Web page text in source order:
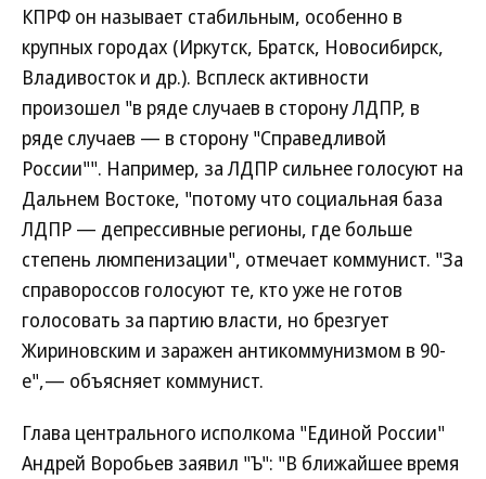
КПРФ он называет стабильным, особенно в
крупных городах (Иркутск, Братск, Новосибирск,
Владивосток и др.). Всплеск активности
произошел "в ряде случаев в сторону ЛДПР, в
ряде случаев — в сторону "Справедливой
России"". Например, за ЛДПР сильнее голосуют на
Дальнем Востоке, "потому что социальная база
ЛДПР — депрессивные регионы, где больше
степень люмпенизации", отмечает коммунист. "За
справороссов голосуют те, кто уже не готов
голосовать за партию власти, но брезгует
Жириновским и заражен антикоммунизмом в 90-
е",— объясняет коммунист.
Глава центрального исполкома "Единой России"
Андрей Воробьев заявил "Ъ": "В ближайшее время